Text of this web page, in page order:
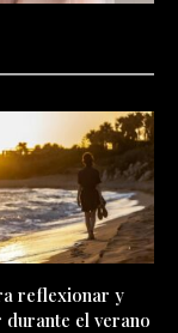
reflexionar y
el verano